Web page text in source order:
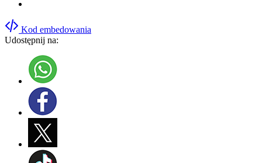
Kod embedowania
Udostępnij na: